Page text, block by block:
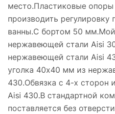
место.Пластиковые
производить регулировку
ванны.С бортом 50
нержавеющей стали Aisi
нержавеющей стали Aisi
уголка 40х40 мм из
430.Обвязка с 4-х сторон
Aisi 430.В стандартной
поставляется без